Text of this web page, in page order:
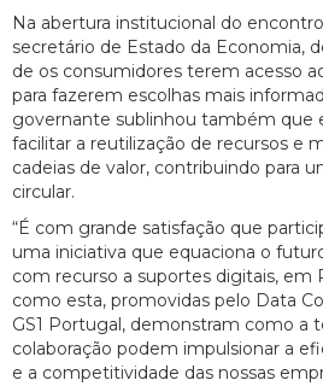
Na abertura institucional do
secretário de Estado da Economia,
de os consumidores terem acesso
para fazerem escolhas mais
governante sublinhou também que
facilitar a reutilização de recursos e
cadeias de valor, contribuindo para
circular.
“É com grande satisfação que
uma iniciativa que equaciona o
com recurso a suportes digitais, em
como esta, promovidas pelo Data
GS1 Portugal, demonstram como a
colaboração podem impulsionar a
e a competitividade das nossas